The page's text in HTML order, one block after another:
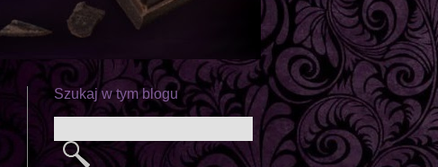
Szukaj w tym blogu